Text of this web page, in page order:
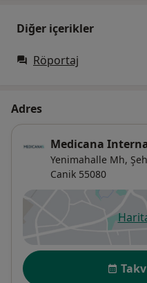
Diğer içerikler
Röportaj
Adres
Medicana
Yenimahalle Mh,
Canik 55080
Uygunluk